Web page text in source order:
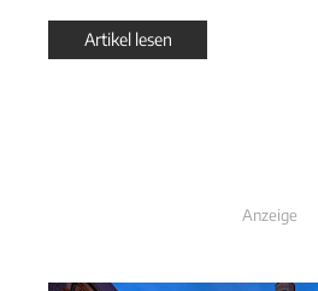
Artikel lesen
Anzeige